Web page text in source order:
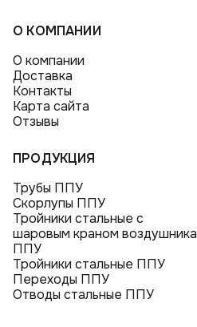
О КОМПАНИИ
О компании
Доставка
Контакты
Карта сайта
Отзывы
ПРОДУКЦИЯ
Трубы ППУ
Скорлупы ППУ
Тройники стальные с
шаровым краном воздушника
ППУ
Тройники стальные ППУ
Переходы ППУ
Отводы стальные ППУ